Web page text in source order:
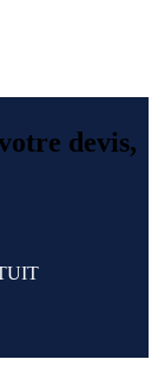
devis,